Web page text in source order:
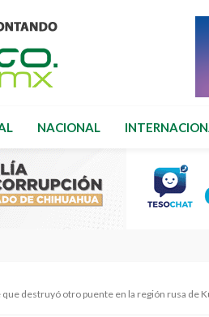
NACIONAL
que destruyó otro puente en la región rusa de